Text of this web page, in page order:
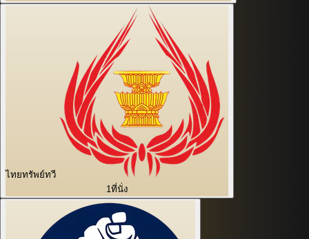
ไทยทรัพย์ทวี
1ที่นั่ง